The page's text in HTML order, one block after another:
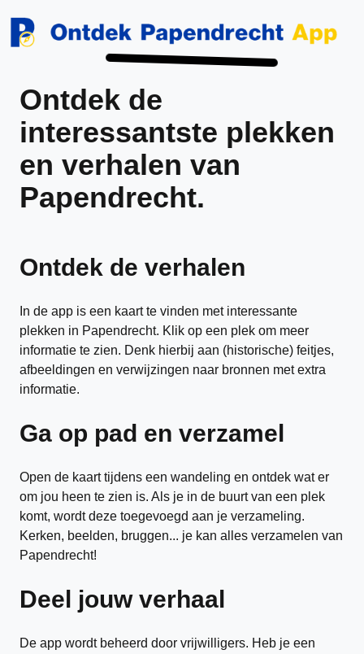
Ontdek de
interessantste plekken
en verhalen van
Papendrecht.
Ontdek de verhalen
In de app is een kaart te vinden met interessante
plekken in Papendrecht. Klik op een plek om meer
informatie te zien. Denk hierbij aan (historische) feitjes,
afbeeldingen en verwijzingen naar bronnen met extra
informatie.
Ga op pad en verzamel
Open de kaart tijdens een wandeling en ontdek wat er
om jou heen te zien is. Als je in de buurt van een plek
komt, wordt deze toegevoegd aan je verzameling.
Kerken, beelden, bruggen... je kan alles verzamelen van
Papendrecht!
Deel jouw verhaal
De app wordt beheerd door vrijwilligers. Heb je een